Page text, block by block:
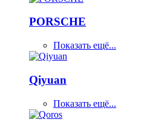
PORSCHE
Показать ещё...
Qiyuan
Показать ещё...